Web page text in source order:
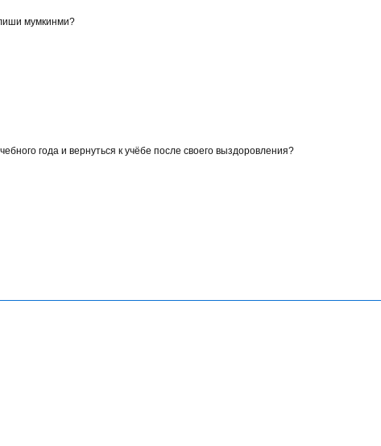
мумкинми?
года и вернуться к учёбе после своего выздоровления?